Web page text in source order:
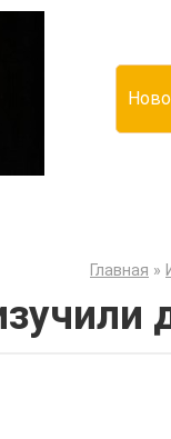
Главная »